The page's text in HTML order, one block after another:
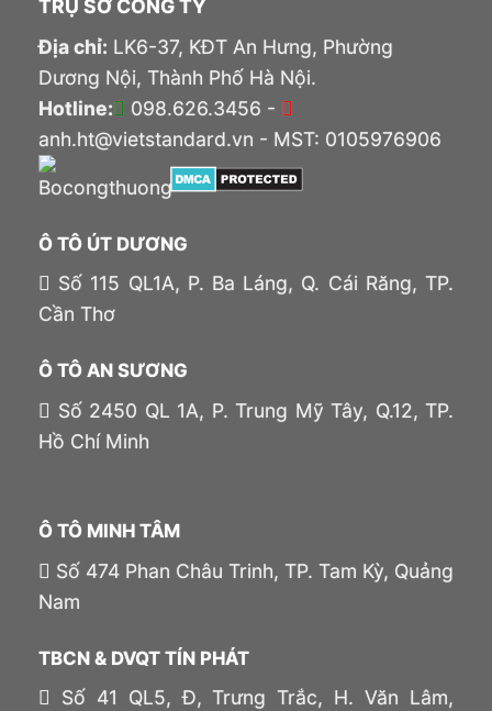
TRỤ SỞ CÔNG TY
Địa chỉ: LK6-37, KĐT An Hưng, Phường
Dương Nội, Thành Phố Hà Nội.
Hotline:
098.626.3456 -
anh.ht@vietstandard.vn - MST: 0105976906
Ô TÔ ÚT DƯƠNG
Số 115 QL1A, P. Ba Láng, Q. Cái Răng, TP.
Cần Thơ
Ô TÔ AN SƯƠNG
Số 2450 QL 1A, P. Trung Mỹ Tây, Q.12, TP.
Hồ Chí Minh
Ô TÔ MINH TÂM
Số 474 Phan Châu Trinh, TP. Tam Kỳ, Quảng
Nam
TBCN & DVQT TÍN PHÁT
Số 41 QL5, Đ, Trưng Trắc, H. Văn Lâm,